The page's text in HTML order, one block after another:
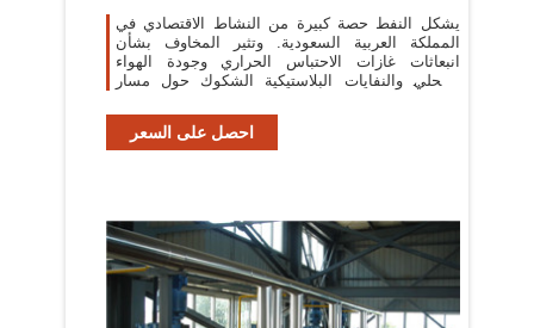
يشكل النفط حصة كبيرة من النشاط الاقتصادي في
المملكة العربية السعودية. وتثير المخاوف بشأن
انبعاثات غازات الاحتباس الحراري وجودة الهواء
المحلي والنفايات البلاستيكية الشكوك حول مسار
احصل على السعر